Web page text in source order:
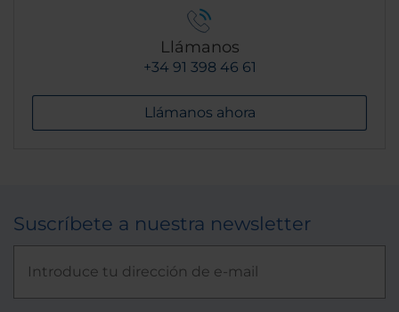
Llámanos
+34 91 398 46 61
Llámanos ahora
Suscríbete a nuestra newsletter